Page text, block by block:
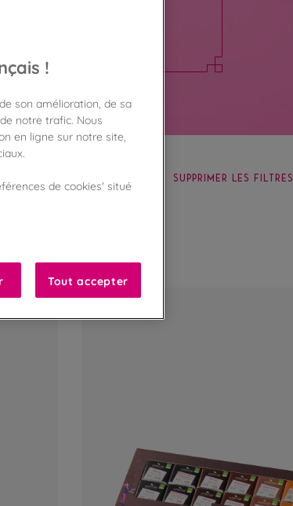
SUPPRIMER LES FILTRES
!
son amélioration, de sa
notre trafic. Nous
en ligne sur notre site,
de cookies' situé
Tout accepter